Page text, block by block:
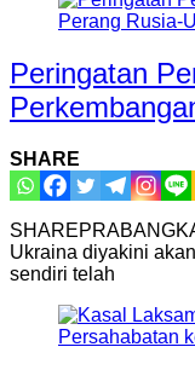
Peringatan
SHARE
Ukraina diyakini
sendiri telah